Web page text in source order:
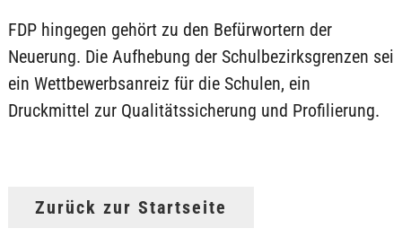
FDP hingegen gehört zu den Befürwortern der
Neuerung. Die Aufhebung der Schulbezirksgrenzen sei
ein Wettbewerbsanreiz für die Schulen, ein
Druckmittel zur Qualitätssicherung und Profilierung.
Zurück zur Startseite